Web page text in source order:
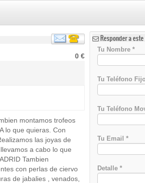
0 €
montamos trofeos
lo que quieras. Con
las joyas de
a cabo lo que
Tambien
con perlas de ciervo
de jabalies , venados,
Responder a
Tu Nombre*
Tu Teléfono
Tu Teléfono
Tu Email*
Detalle*